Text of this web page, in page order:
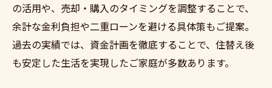
新生活準備も安心な住替えスケジュール管
理
安心して住替えを進めるための大切な準備とは
マンションからの住替え準備で失敗を防ぐ
の活用や、売却・購入のタイミングを調整することで、
余計な金利負担や二重ローンを避ける具体策もご提案。
過去の実績では、資金計画を徹底することで、住替え後
も安定した生活を実現したご家庭が多数あります。